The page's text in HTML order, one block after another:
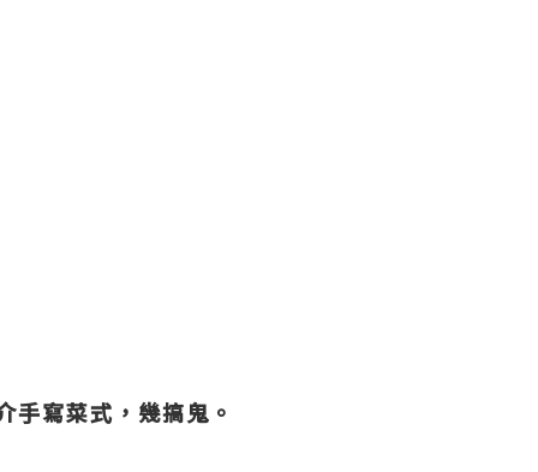
寫菜式，幾搞鬼。